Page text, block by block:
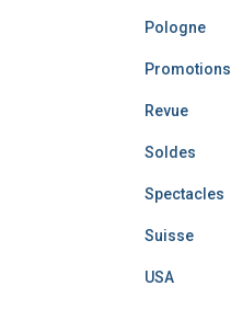
Pologne
Promotions
Revue
Soldes
Spectacles
Suisse
USA